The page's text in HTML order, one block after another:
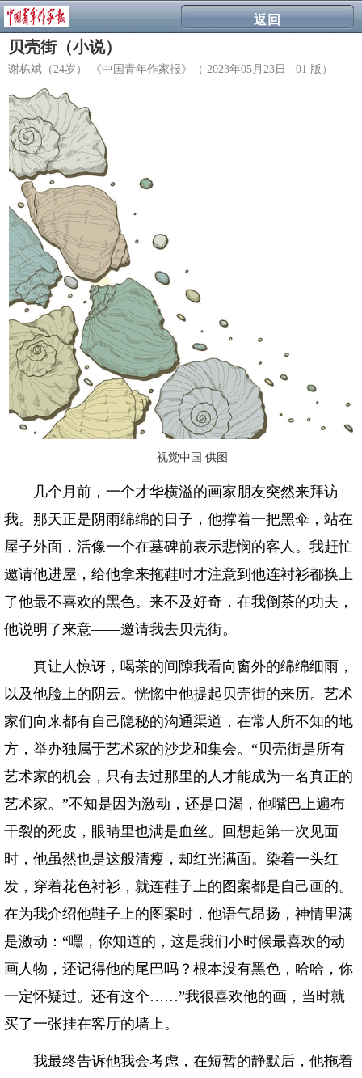
返回
贝壳街（小说）
谢栋斌（24岁） 《中国青年作家报》（ 2023年05月23日 01 版）
视觉中国 供图
几个月前，一个才华横溢的画家朋友突然来拜访
我。那天正是阴雨绵绵的日子，他撑着一把黑伞，站在
屋子外面，活像一个在墓碑前表示悲悯的客人。我赶忙
邀请他进屋，给他拿来拖鞋时才注意到他连衬衫都换上
了他最不喜欢的黑色。来不及好奇，在我倒茶的功夫，
他说明了来意——邀请我去贝壳街。
真让人惊讶，喝茶的间隙我看向窗外的绵绵细雨，
以及他脸上的阴云。恍惚中他提起贝壳街的来历。艺术
家们向来都有自己隐秘的沟通渠道，在常人所不知的地
方，举办独属于艺术家的沙龙和集会。“贝壳街是所有
艺术家的机会，只有去过那里的人才能成为一名真正的
艺术家。”不知是因为激动，还是口渴，他嘴巴上遍布
干裂的死皮，眼睛里也满是血丝。回想起第一次见面
时，他虽然也是这般清瘦，却红光满面。染着一头红
发，穿着花色衬衫，就连鞋子上的图案都是自己画的。
在为我介绍他鞋子上的图案时，他语气昂扬，神情里满
是激动：“嘿，你知道的，这是我们小时候最喜欢的动
画人物，还记得他的尾巴吗？根本没有黑色，哈哈，你
一定怀疑过。还有这个……”我很喜欢他的画，当时就
买了一张挂在客厅的墙上。
我最终告诉他我会考虑，在短暂的静默后，他拖着